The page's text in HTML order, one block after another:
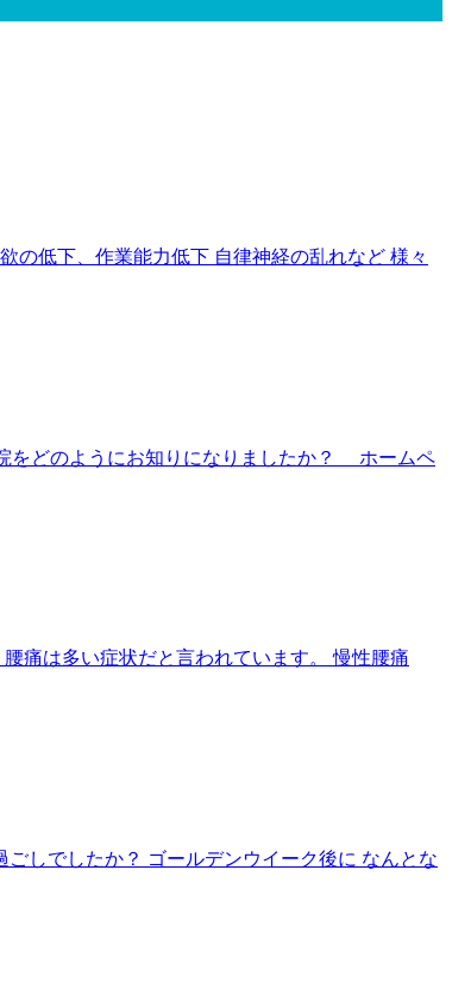
の低下、作業能力低下 自律神経の乱れなど 様々
をどのようにお知りになりましたか？ ホームペ
痛は多い症状だと言われています。 慢性腰痛
しでしたか？ ゴールデンウイーク後に なんとな